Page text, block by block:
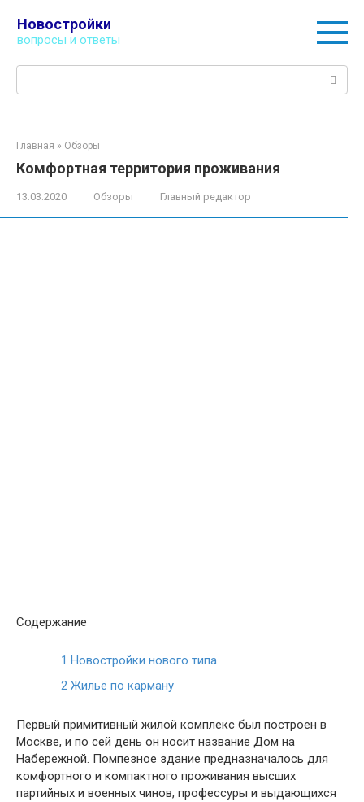
контенту
Новостройки
вопросы и ответы
Главная » Обзоры
Комфортная территория проживания
13.03.2020 Обзоры Главный редактор
Содержание
1 Новостройки нового типа
2 Жильё по карману
Первый примитивный жилой комплекс был построен в
Москве, и по сей день он носит название Дом на
Набережной. Помпезное здание предназначалось для
комфортного и компактного проживания высших
партийных и военных чинов, профессуры и выдающихся